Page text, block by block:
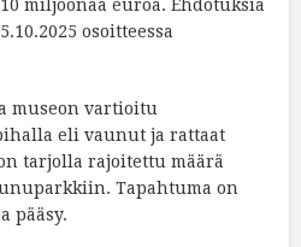
miljoonaa euroa. Ehdotuksia
osoitteessa
museon vartioitu
eli vaunut ja rattaat
tarjolla rajoitettu määrä
Tapahtuma on
pääsy.